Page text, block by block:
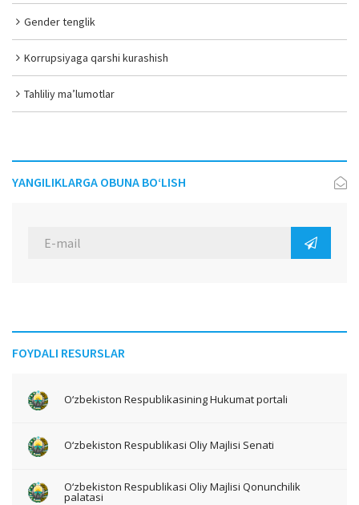
Gender tenglik
Korrupsiyaga qarshi kurashish
Tahliliy ma’lumotlar
YANGILIKLARGA OBUNA BO‘LISH
FOYDALI RESURSLAR
O‘zbekiston Respublikasining Hukumat portali
O‘zbekiston Respublikasi Oliy Majlisi Senati
O‘zbekiston Respublikasi Oliy Majlisi Qonunchilik
palatasi